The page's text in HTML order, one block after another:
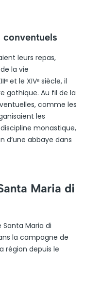
leurs repas,
la vie
et le XIVᵉ siècle, il
gothique. Au fil de la
comme les
les
monastique,
d’une abbaye dans
Maria di
Santa Maria di
la campagne de
région depuis le